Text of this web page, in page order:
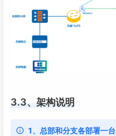
3.3、架构说明
1、总部和分支各部署一